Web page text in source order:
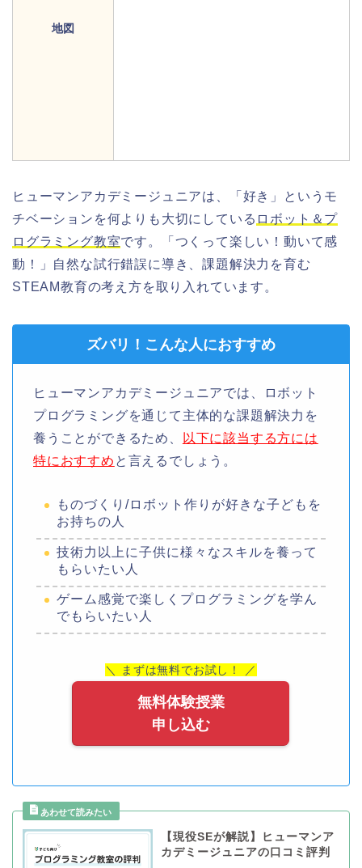
地図
ヒューマンアカデミージュニアは、「好き」というモ
チベーションを何よりも大切にしている ロボット＆プ
ログラミング教室です。「つくって楽しい！動いて感
動！」自然な試行錯誤に導き、課題解決力を育む
STEAM教育の考え方を取り入れています。
ズバリ！こんな人におすすめ
ヒューマンアカデミージュニアでは、ロボット
プログラミングを通じて主体的な課題解決力を
養うことができるため、
以下に該当する方には
特におすすめ と言えるでしょう。
ものづくり/ロボット作りが好きな子どもを
お持ちの人
技術力以上に子供に様々なスキルを養って
もらいたい人
ゲーム感覚で楽しくプログラミングを学ん
でもらいたい人
＼ まずは無料でお試し！ ／
無料体験授業
申し込む
【現役SEが解説】ヒューマンア
カデミージュニアの口コミ評判